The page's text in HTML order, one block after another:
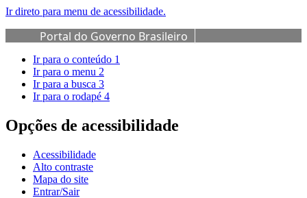
Ir direto para menu de acessibilidade.
Portal do Governo Brasileiro
Ir para o conteúdo 1
Ir para o menu 2
Ir para a busca 3
Ir para o rodapé 4
Opções de acessibilidade
Acessibilidade
Alto contraste
Mapa do site
Entrar/Sair